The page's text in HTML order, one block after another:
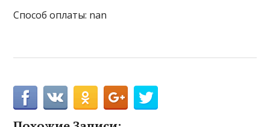
Способ оплаты: nan